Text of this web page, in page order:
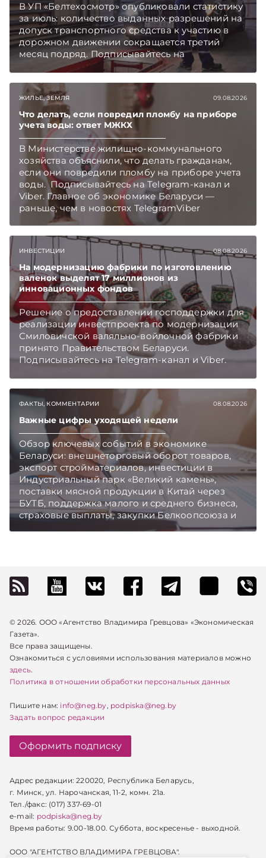
В УП «Белтехосмотр» опубликовали статистику
за июль: количество выданных разрешений на
допуск транспортного средства к участию в
дорожном движении сокращается третий
месяц подряд. Подписывайтесь на
Telegram‑канал и Viber. Главное об экономике
TelegramViber
ЖИЛЬЕ, ЗЕМЛЯ 09.08.2026
Что делать, если повредил пломбу на приборе
учета воды: ответ МЖКХ
В Министерстве жилищно-коммунального
хозяйства объяснили, что делать гражданам,
если они повредили пломбу на приборе учета
воды. Подписывайтесь на Telegram‑канал и
Viber. Главное об экономике Беларуси —
раньше, чем в новостях TelegramViber
ИНВЕСТИЦИИ 08.08.2026
На модернизацию фабрики по изготовлению
валенок выделят 17 миллионов из
инновационных фондов
Решение о предоставлении господдержки для
реализации инвестпроекта по модернизации
Смиловичской валяльно-войлочной фабрики
принято Правительством Беларуси.
Подписывайтесь на Telegram‑канал и Viber.
Главное об экономике Беларуси — раньше,
ФАКТЫ, КОММЕНТАРИИ 08.08.2026
Важные цифры уходящей недели
Обзор ключевых событий в экономике
Беларуси: внешнеторговый оборот товаров,
экспорт стройматериалов, инвестиции в
Индустриальный парк «Великий камень»,
поставки мясной продукции в Китай через
БУТБ, поддержка малого и среднего бизнеса,
страховые выплаты, закупки Белкоопсоюза и
рост продаж новых автомобилей.
© 2026. ООО «Агентство Владимира Гревцова» «Экономическая
Газета».
Все права защищены.
Ознакомиться с условиями использования материалов можно
здесь.
Политика в отношении обработки персональных данных
Пишите нам: info@neg.by, podpiska@neg.by
Задать вопрос редакции
Оформить подписку
Адрес редакции: 220020, Республика Беларусь,
г. Минск, ул. Нарочанская, 11-2, комн. 21а.
Тел./факс: (017) 337-69-01
e-mail: podpiska@neg.by
Время работы: 9.00-18.00. Суббота, воскресенье - выходной.
ООО "АГЕНТСТВО ВЛАДИМИРА ГРЕВЦОВА".